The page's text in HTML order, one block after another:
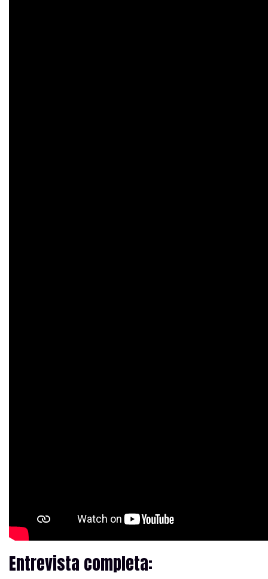
Entrevista completa: